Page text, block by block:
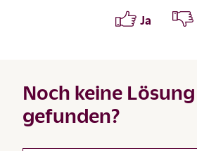
Ja
Noch keine Lösung
gefunden?